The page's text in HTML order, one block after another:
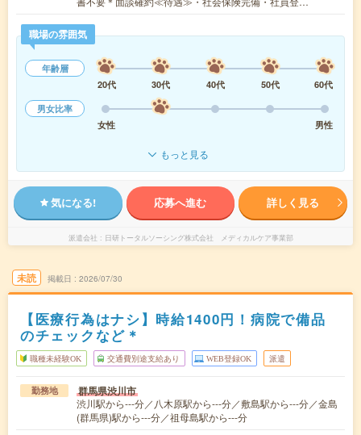
職場の雰囲気
年齢層
20代
30代 40代 50代
60代
男女比率
女性
男性
もっと見る
気になる! 応募へ進む 詳しく見る
派遣会社 日研トータルソーシング株式会社 メディカルケア事業部
未読 掲載日 2026/07/30
【医療行為はナシ】時給1400円！病院で備品
のチェックなど＊
職種未経験OK 交通費別途支給あり WEB登録OK 派遣
勤務地 群馬県渋川市
渋川駅から---分／八木原駅から---分／敷島駅から---分／金島
(群馬県)駅から---分／祖母島駅から---分